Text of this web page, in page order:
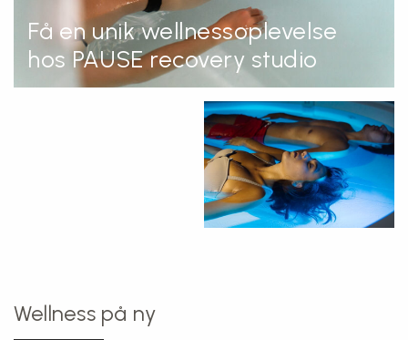
Få en unik wellnessoplevelse
hos PAUSE recovery studio
Wellness på ny